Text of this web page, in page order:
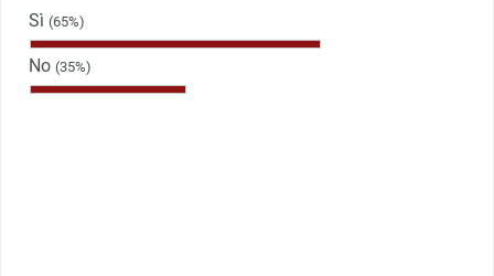
Sì (65%)
No (35%)